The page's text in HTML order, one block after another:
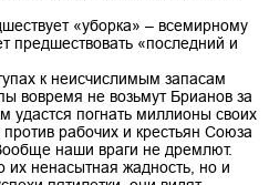
«уборка» – всемирному
предшествовать «последний и
к неисчислимым запасам
вовремя не возьмут Брианов за
удастся погнать миллионы своих
рабочих и крестьян Союза
наши враги не дремлют.
ненасытная жадность, но и